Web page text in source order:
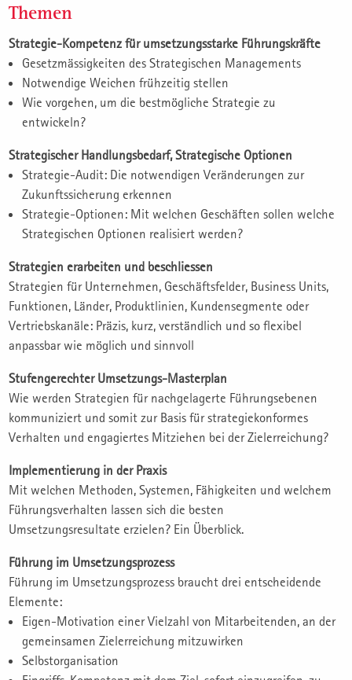
Themen
Strategie-Kompetenz für umsetzungsstarke Führungskräfte
Gesetzmässigkeiten des Strategischen Managements
Notwendige Weichen frühzeitig stellen
Wie vorgehen, um die bestmögliche Strategie zu
entwickeln?
Strategischer Handlungsbedarf, Strategische Optionen
Strategie-Audit: Die notwendigen Veränderungen zur
Zukunftssicherung erkennen
Strategie-Optionen: Mit welchen Geschäften sollen welche
Strategischen Optionen realisiert werden?
Strategien erarbeiten und beschliessen
Strategien für Unternehmen, Geschäftsfelder, Business Units,
Funktionen, Länder, Produktlinien, Kundensegmente oder
Vertriebskanäle: Präzis, kurz, verständlich und so flexibel
anpassbar wie möglich und sinnvoll
Stufengerechter Umsetzungs-Masterplan
Wie werden Strategien für nachgelagerte Führungsebenen
kommuniziert und somit zur Basis für strategiekonformes
Verhalten und engagiertes Mitziehen bei der Zielerreichung?
Implementierung in der Praxis
Mit welchen Methoden, Systemen, Fähigkeiten und welchem
Führungsverhalten lassen sich die besten
Umsetzungsresultate erzielen? Ein Überblick.
Führung im Umsetzungsprozess
Führung im Umsetzungsprozess braucht drei entscheidende
Elemente:
Eigen-Motivation einer Vielzahl von Mitarbeitenden, an der
gemeinsamen Zielerreichung mitzuwirken
Selbstorganisation